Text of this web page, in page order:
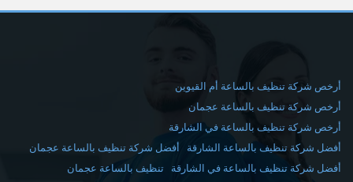
أرخص شركة تنظيف بالساعة أم القيوين
أرخص شركة تنظيف بالساعة عجمان
أرخص شركة تنظيف بالساعة في الشارقة
أفضل شركة تنظيف بالساعة الشارقة
أفضل شركة تنظيف بالساعة عجمان
أفضل شركة تنظيف بالساعة في الشارقة
تنظيف بالساعة عجمان